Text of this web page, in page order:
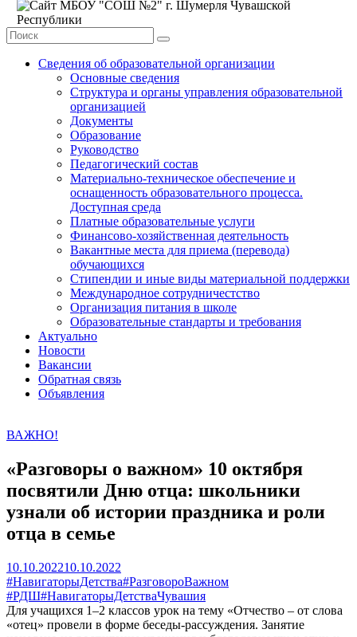
Сведения об образовательной организации
Основные сведения
Структура и органы управления образовательной
организацией
Документы
Образование
Руководство
Педагогический состав
Материально-техническое обеспечение и
оснащенность образовательного процесса.
Доступная среда
Платные образовательные услуги
Финансово-хозяйственная деятельность
Вакантные места для приема (перевода)
обучающихся
Стипендии и иные виды материальной поддержки
Международное сотрудничестство
Организация питания в школе
Образовательные стандарты и требования
Актуально
Новости
Вакансии
Обратная связь
Объявления
ВАЖНО!
«Разговоры о важном» 10 октября
посвятили Дню отца: школьники
узнали об истории праздника и роли
отца в семье
10.10.202210.10.2022
#НавигаторыДетства#РазговороВажном
#РДШ#НавигаторыДетстваЧувашия
Для учащихся 1–2 классов урок на тему «Отчество – от слова
«отец» провели в форме беседы-рассуждения. Занятие